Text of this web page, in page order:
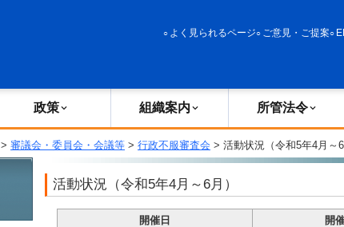
よく見られるページ ご意見・ご提案
政策 組織案内 所管法令
> 審議会・委員会・会議等 > 行政不服審査会 > 活動状況（令和5年4月～6
活動状況（令和5年4月～6月）
開催日 開